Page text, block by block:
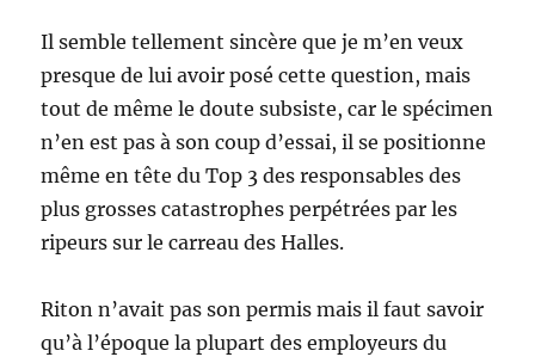
Il semble tellement sincère que je m’en veux
presque de lui avoir posé cette question, mais
tout de même le doute subsiste, car le spécimen
n’en est pas à son coup d’essai, il se positionne
même en tête du Top 3 des responsables des
plus grosses catastrophes perpétrées par les
ripeurs sur le carreau des Halles.
Riton n’avait pas son permis mais il faut savoir
qu’à l’époque la plupart des employeurs du